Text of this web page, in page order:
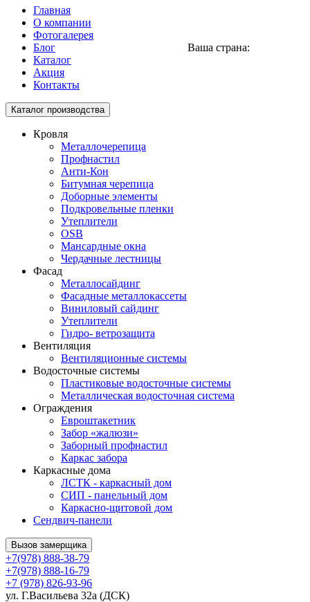
Главная
О компании
Фотогалерея
Блог
Каталог
Акция
Контакты
Ваша страна:
Toggle
navigation
Каталог производства
Кровля
Металлочерепица
Профнастил
Анти-Кон
Битумная черепица
Доборные элементы
Подкровельные пленки
Утеплители
OSB
Мансардные окна
Чердачные лестницы
Фасад
Металлосайдинг
Фасадные металлокассеты
Виниловый сайдинг
Утеплители
Гидро- ветрозащита
Вентиляция
Вентиляционные системы
Водосточные системы
Пластиковые водосточные системы
Металлическая водосточная система
Ограждения
Евроштакетник
Забор «жалюзи»
Заборный профнастил
Каркас забора
Каркасные дома
ЛСТК - каркасный дом
СИП - панельный дом
Каркасно-щитовой дом
Сендвич-панели
Вызов замерщика
+7(978) 888-38-79
+7(978) 888-16-79
+7 (978) 826-93-96
ул. Г.Васильева 32а (ДСК)